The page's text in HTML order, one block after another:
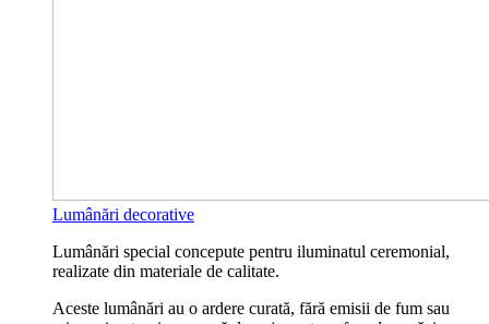
Lumânări decorative
Lumânări special concepute pentru iluminatul ceremonial,
realizate din materiale de calitate.
Aceste lumânări au o ardere curată, fără emisii de fum sau